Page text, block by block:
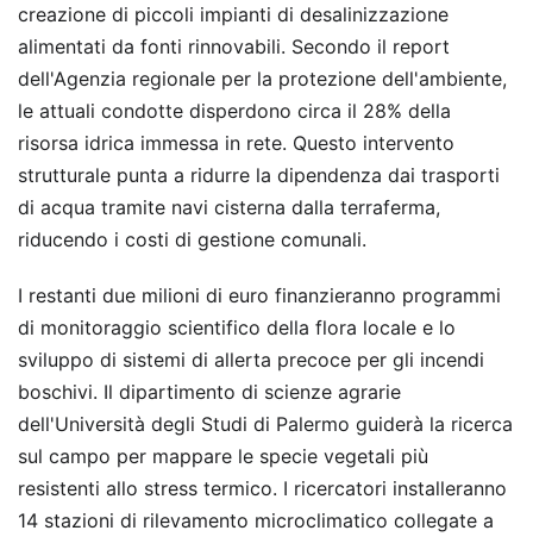
creazione di piccoli impianti di desalinizzazione
alimentati da fonti rinnovabili. Secondo il report
dell'Agenzia regionale per la protezione dell'ambiente,
le attuali condotte disperdono circa il 28% della
risorsa idrica immessa in rete. Questo intervento
strutturale punta a ridurre la dipendenza dai trasporti
di acqua tramite navi cisterna dalla terraferma,
riducendo i costi di gestione comunali.
I restanti due milioni di euro finanzieranno programmi
di monitoraggio scientifico della flora locale e lo
sviluppo di sistemi di allerta precoce per gli incendi
boschivi. Il dipartimento di scienze agrarie
dell'Università degli Studi di Palermo guiderà la ricerca
sul campo per mappare le specie vegetali più
resistenti allo stress termico. I ricercatori installeranno
14 stazioni di rilevamento microclimatico collegate a